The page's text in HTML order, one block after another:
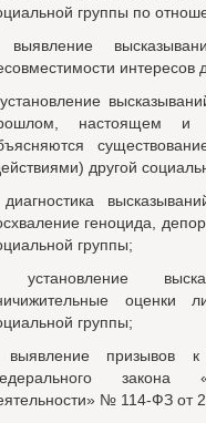
группы по
интересов
настоящем и
другой
геноцида,
группы;
оценки
группы;
призывов
закона
№ 114-ФЗ от